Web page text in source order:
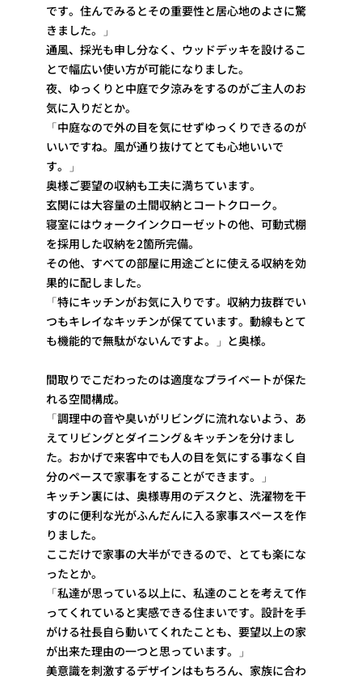
です。住んでみるとその重要性と居心地のよさに驚
きました。」
通風、採光も申し分なく、ウッドデッキを設けるこ
とで幅広い使い方が可能になりました。
夜、ゆっくりと中庭で夕涼みをするのがご主人のお
気に入りだとか。
「中庭なので外の目を気にせずゆっくりできるのが
いいですね。風が通り抜けてとても心地いいで
す。」
奥様ご要望の収納も工夫に満ちています。
玄関には大容量の土間収納とコートクローク。
寝室にはウォークインクローゼットの他、可動式棚
を採用した収納を2箇所完備。
その他、すべての部屋に用途ごとに使える収納を効
果的に配しました。
「特にキッチンがお気に入りです。収納力抜群でい
つもキレイなキッチンが保てています。動線もとて
も機能的で無駄がないんですよ。」と奥様。
間取りでこだわったのは適度なプライベートが保た
れる空間構成。
「調理中の音や臭いがリビングに流れないよう、あ
えてリビングとダイニング＆キッチンを分けまし
た。おかげで来客中でも人の目を気にする事なく自
分のペースで家事をすることができます。」
キッチン裏には、奥様専用のデスクと、洗濯物を干
すのに便利な光がふんだんに入る家事スペースを作
りました。
ここだけで家事の大半ができるので、とても楽にな
ったとか。
「私達が思っている以上に、私達のことを考えて作
ってくれていると実感できる住まいです。設計を手
がける社長自ら動いてくれたことも、要望以上の家
が出来た理由の一つと思っています。」
美意識を刺激するデザインはもちろん、家族に合わ